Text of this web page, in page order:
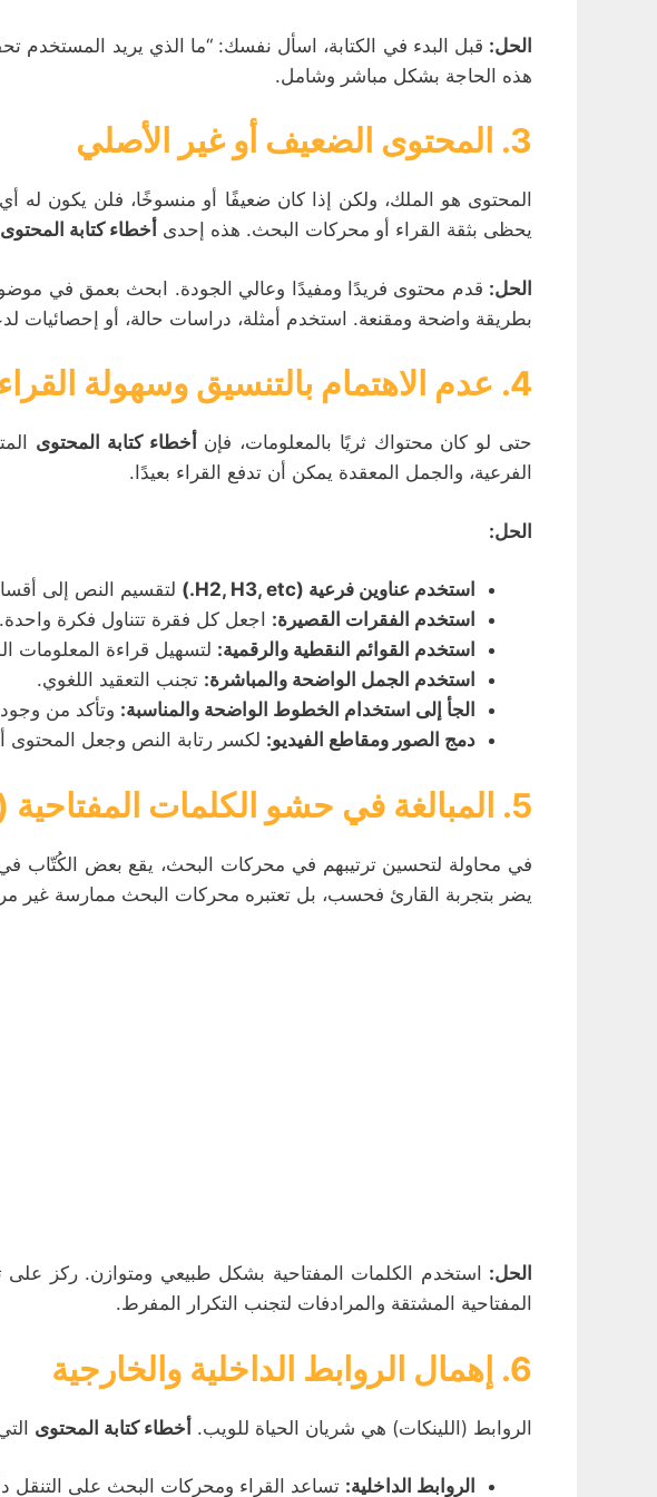
الحل: قبل البدء في الكتابة، اسأل نفسك: “ما الذي يريد
هذه الحاجة بشكل مباشر وشامل.
3. المحتوى الضعيف أو غير الأصلي
المحتوى هو الملك، ولكن إذا كان ضعيفًا أو منسوخًا، فلن يكون له
يحظى بثقة القراء أو محركات البحث. هذه إحدى أخطاء كتابة المحتوى
الحل: قدم محتوى فريدًا ومفيدًا وعالي الجودة. ابحث بعمق في
بطريقة واضحة ومقنعة. استخدم أمثلة، دراسات حالة، أو إحصائيات
4. عدم الاهتمام بالتنسيق وسهولة القراءة
حتى لو كان محتواك ثريًا بالمعلومات، فإن أخطاء كتابة المحتوى
الفرعية، والجمل المعقدة يمكن أن تدفع القراء بعيدًا.
الحل:
استخدم عناوين فرعية (H2, H3, etc.)
لتقسيم النص إلى
استخدم الفقرات القصيرة: اجعل كل فقرة تتناول فكرة واحدة.
استخدم القوائم النقطية والرقمية: لتسهيل قراءة المعلومات
استخدم الجمل الواضحة والمباشرة: تجنب التعقيد اللغوي.
الجأ إلى استخدام الخطوط الواضحة والمناسبة: وتأكد من
دمج الصور ومقاطع الفيديو: لكسر رتابة النص وجعل المحتوى
5. المبالغة في حشو الكلمات المفتاحية (Keyword Stuffing)
في محاولة لتحسين ترتيبهم في محركات البحث، يقع بعض الكُتّاب
يضر بتجربة القارئ فحسب، بل تعتبره محركات البحث ممارسة غير
الحل: استخدم الكلمات المفتاحية بشكل طبيعي ومتوازن. ركز على
المفتاحية المشتقة والمرادفات لتجنب التكرار المفرط.
6. إهمال الروابط الداخلية والخارجية
الروابط (اللينكات) هي شريان الحياة للويب. أخطاء كتابة المحتوى
الروابط الداخلية: تساعد القراء ومحركات البحث على